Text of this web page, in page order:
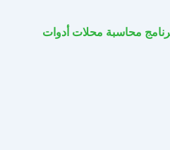
محاسبة محلات أدوات